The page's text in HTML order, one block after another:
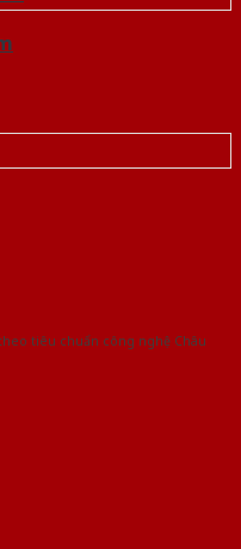
tiêu chuẩn công nghệ Châu